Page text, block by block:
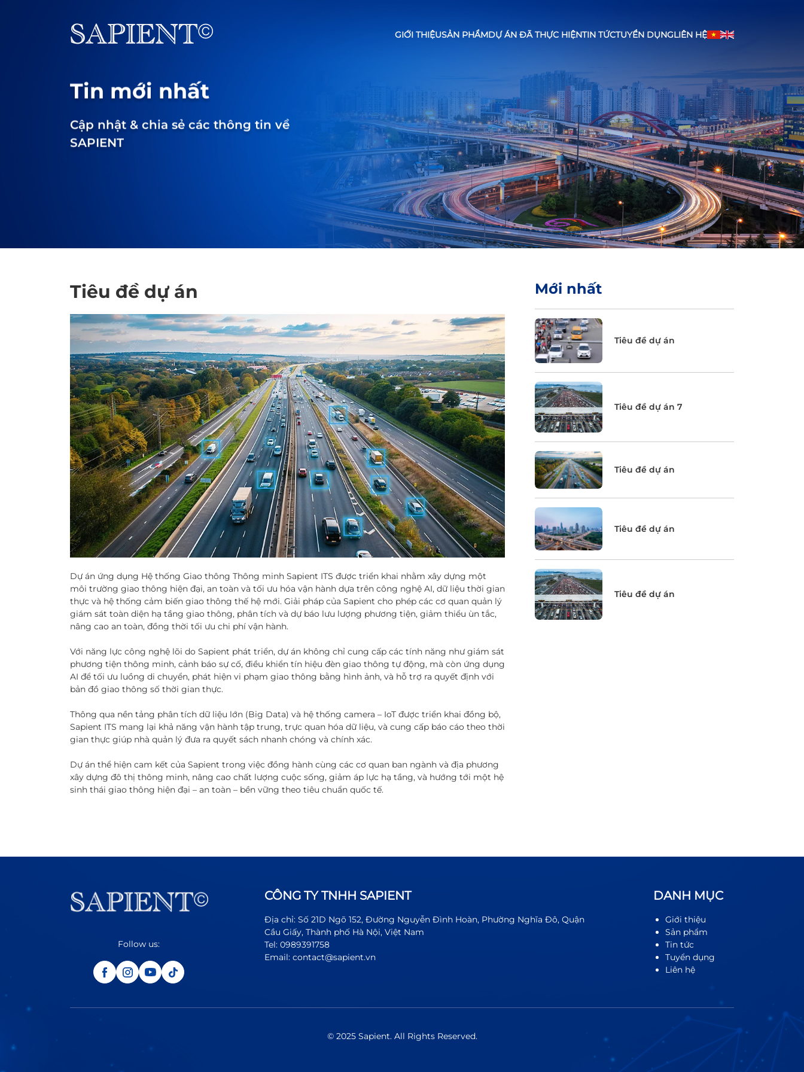
GIỚI THIỆUSẢN PHẨMDỰ ÁN ĐÃ THỰC HIỆNTIN TỨCTUYỂN DỤNGLIÊN HỆ
Tin mới nhất
Cập nhật & chia sẻ các thông tin về
Tiêu đề dự án
Dự án ứng dụng Hệ thống Giao thông Thông minh Sapient ITS được triển khai nhằm xây dựng một
môi trường giao thông hiện đại, an toàn và tối ưu hóa vận hành dựa trên công nghệ AI, dữ liệu thời gian
thực và hệ thống cảm biến giao thông thế hệ mới. Giải pháp của Sapient cho phép các cơ quan quản lý
giám sát toàn diện hạ tầng giao thông, phân tích và dự báo lưu lượng phương tiện, giảm thiểu ùn tắc,
nâng cao an toàn, đồng thời tối ưu chi phí vận hành.
Với năng lực công nghệ lõi do Sapient phát triển, dự án không chỉ cung cấp các tính năng như giám sát
phương tiện thông minh, cảnh báo sự cố, điều khiển tín hiệu đèn giao thông tự động, mà còn ứng dụng
AI để tối ưu luồng di chuyển, phát hiện vi phạm giao thông bằng hình ảnh, và hỗ trợ ra quyết định với
bản đồ giao thông số thời gian thực.
Thông qua nền tảng phân tích dữ liệu lớn (Big Data) và hệ thống camera – IoT được triển khai đồng bộ,
Sapient ITS mang lại khả năng vận hành tập trung, trực quan hóa dữ liệu, và cung cấp báo cáo theo thời
gian thực giúp nhà quản lý đưa ra quyết sách nhanh chóng và chính xác.
Dự án thể hiện cam kết của Sapient trong việc đồng hành cùng các cơ quan ban ngành và địa phương
xây dựng đô thị thông minh, nâng cao chất lượng cuộc sống, giảm áp lực hạ tầng, và hướng tới một hệ
sinh thái giao thông hiện đại – an toàn – bền vững theo tiêu chuẩn quốc tế.
Mới nhất
Tiêu đề dự án
Tiêu đề dự án 7
Tiêu đề dự án
Tiêu đề dự án
Tiêu đề dự án
Follow us:
CÔNG TY TNHH SAPIENT
Địa chỉ: Số 21D Ngõ 152, Đường Nguyễn Đình Hoàn, Phường Nghĩa Đô, Quận
Cầu Giấy, Thành phố Hà Nội, Việt Nam
Tel: 0989391758
Email: contact@sapient.vn
DANH MỤC
Giới thiệu
Sản phẩm
Tin tức
Tuyển dụng
Liên hệ
© 2025 Sapient. All Rights Reserved.